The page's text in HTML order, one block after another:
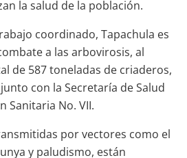
la salud de la población.
coordinado, Tapachula es
a las arbovirosis, al
de 587 toneladas de criaderos,
con la Secretaría de Salud
Sanitaria No. VII.
por vectores como el
y paludismo, están